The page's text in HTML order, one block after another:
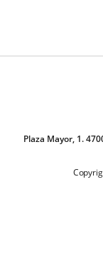
Plaza Mayor, 1.